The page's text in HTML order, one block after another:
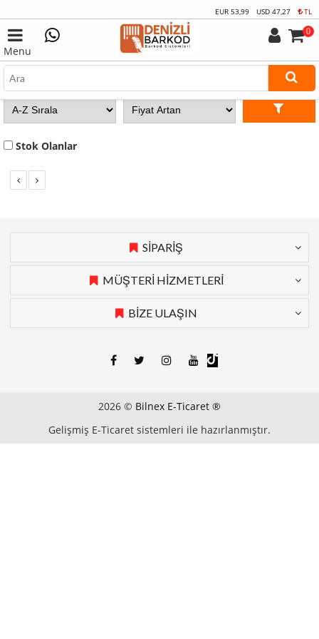
TL
USD 47,27
EUR 53,99
Menu
0
Stok Olanlar
SİPARİŞ
MÜŞTERİ HİZMETLERİ
BİZE ULAŞIN
2026 © Bilnex E-Ticaret ®
Gelişmiş E-Ticaret sistemleri ile hazırlanmıştır.